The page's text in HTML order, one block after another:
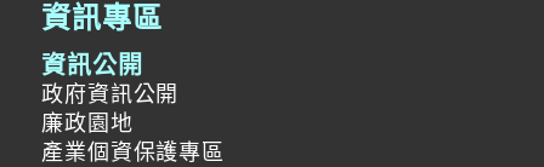
資訊專區
資訊公開
政府資訊公開
廉政園地
產業個資保護專區